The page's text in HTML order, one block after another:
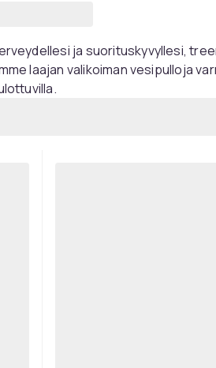
ja suorituskyvyllesi,
laajan valikoiman vesipulloja